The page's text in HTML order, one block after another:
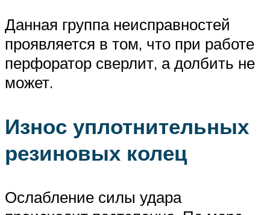
Данная группа неисправностей
проявляется в том, что при работе
перфоратор сверлит, а долбить не
может.
Износ уплотнительных
резиновых колец
Ослабление силы удара